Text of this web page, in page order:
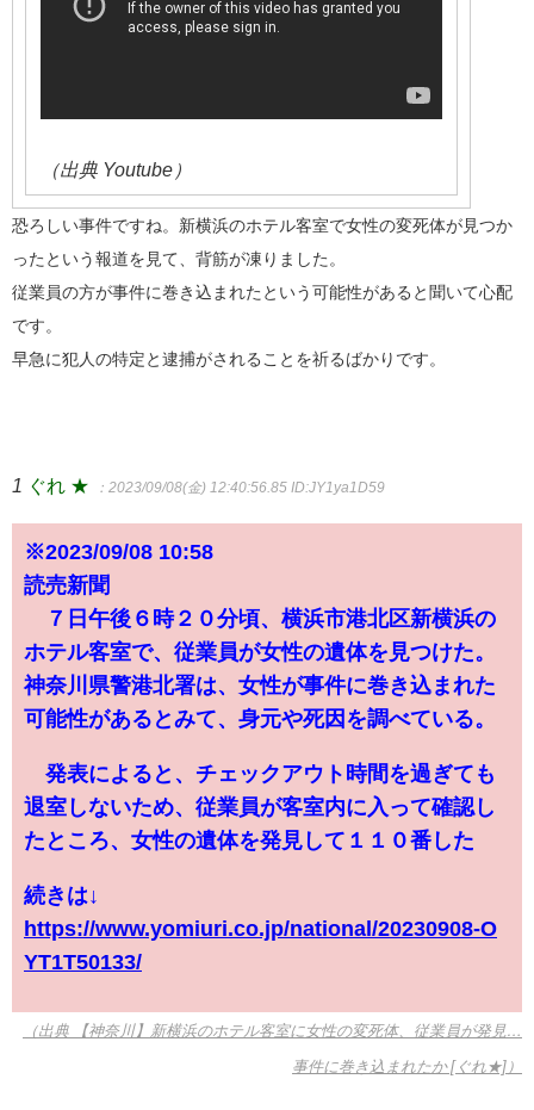
（出典 Youtube）
恐ろしい事件ですね。新横浜のホテル客室で女性の変死体が見つか
ったという報道を見て、背筋が凍りました。
従業員の方が事件に巻き込まれたという可能性があると聞いて心配
です。
早急に犯人の特定と逮捕がされることを祈るばかりです。
1 ぐれ ★ ：2023/09/08(金) 12:40:56.85 ID:JY1ya1D59
※2023/09/08 10:58
読売新聞
７日午後６時２０分頃、横浜市港北区新横浜の
ホテル客室で、従業員が女性の遺体を見つけた。
神奈川県警港北署は、女性が事件に巻き込まれた
可能性があるとみて、身元や死因を調べている。
発表によると、チェックアウト時間を過ぎても
退室しないため、従業員が客室内に入って確認し
たところ、女性の遺体を発見して１１０番した
続きは↓
https://www.yomiuri.co.jp/national/20230908-O
YT1T50133/
（出典 【神奈川】新横浜のホテル客室に女性の変死体、従業員が発見…
事件に巻き込まれたか [ぐれ★]）